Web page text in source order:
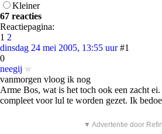
Kleiner
67 reacties
Reactiepagina:
1 2
dinsdag 24 mei 2005, 13:55 uur #1
0
neegij
vanmorgen vloog ik nog
Arme Bos, wat is het toch ook een zacht
compleet voor lul te worden gezet. Ik
▼ Advertentie door